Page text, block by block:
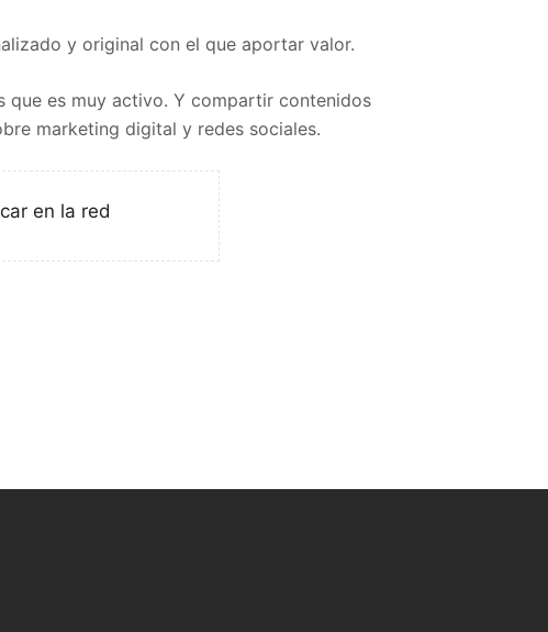
y original con el que aportar valor.
que es muy activo. Y compartir contenidos
marketing digital y redes sociales.
en la red